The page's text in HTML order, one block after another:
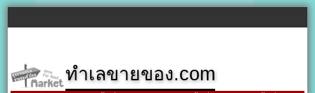
ทำเลขายของ.com